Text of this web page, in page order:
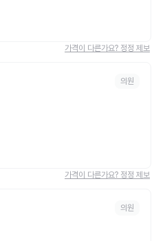
가격이 다른가요? 정정 제보
의원
가격이 다른가요? 정정 제보
의원